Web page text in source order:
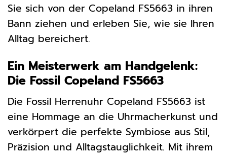
Sie sich von der Copeland FS5663 in ihren
Bann ziehen und erleben Sie, wie sie Ihren
Alltag bereichert.
Ein Meisterwerk am Handgelenk:
Die Fossil Copeland FS5663
Die Fossil Herrenuhr Copeland FS5663 ist
eine Hommage an die Uhrmacherkunst und
verkörpert die perfekte Symbiose aus Stil,
Präzision und Alltagstauglichkeit. Mit ihrem